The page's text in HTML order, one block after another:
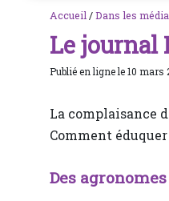
Accueil /Dans les
Le journal
Publié en ligne le 10 mars
La complaisance
Comment
Des